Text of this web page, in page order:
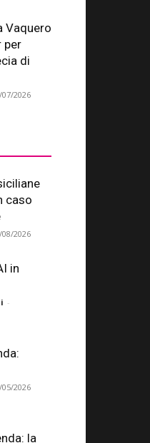
Vaquero
per
di
07/2026
caso
08/2026
in
-
05/2026
la